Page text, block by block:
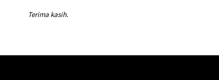
Terima kasih.